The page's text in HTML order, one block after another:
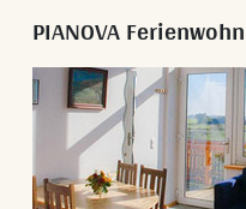
PIANOVA